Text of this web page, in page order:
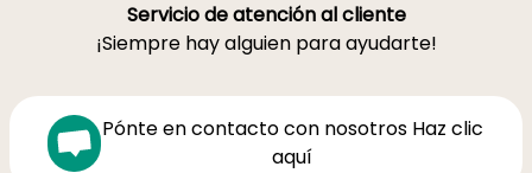
Servicio de atención al cliente
¡Siempre hay alguien para ayudarte!
Pónte en contacto con nosotros Haz clic
aquí